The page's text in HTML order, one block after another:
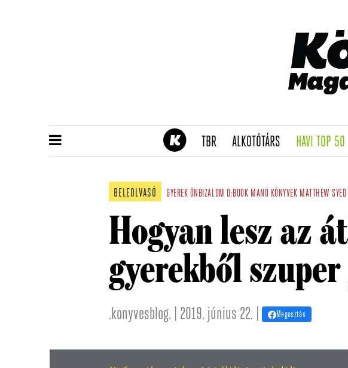
TBR(CURRENT)
ALKOTÓTÁRS(CURRENT)
HAVI TOP 50
BELEOLVASÓ GYEREK ÖNBIZALOM D:BOOK MANÓ KÖNYVEK MATTHEW SYED
Hogyan lesz az
gyerekből
.konyvesblog. | 2019. június 22. | Megosztás